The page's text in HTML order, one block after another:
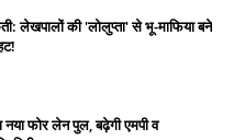
लेखपालों की 'लोलुप्ता' से भू-माफिया बने
नया फोर लेन पुल, बढ़ेगी एमपी व